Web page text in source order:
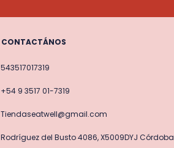
CONTACTÁNOS
543517017319
+54 9 3517 01-7319
Tiendaseatwell@gmail.com
Rodríguez del Busto 4086, X5009DYJ Córdoba